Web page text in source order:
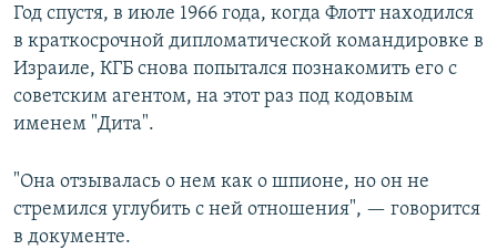
Год спустя, в июле 1966 года, когда Флотт находился
в краткосрочной дипломатической командировке в
Израиле, КГБ снова попытался познакомить его с
советским агентом, на этот раз под кодовым
именем "Дита".
"Она отзывалась о нем как о шпионе, но он не
стремился углубить с ней отношения", — говорится
в документе.